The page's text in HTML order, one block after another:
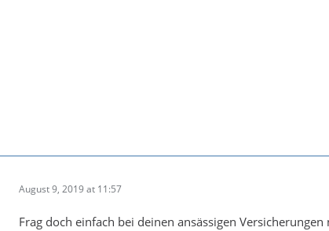
August 9, 2019 at 11:57
Frag doch einfach bei deinen ansässigen Versicherungen